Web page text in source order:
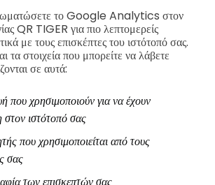
το Google Analytics στον
QR TIGER για πιο λεπτομερείς
με τους επισκέπτες του ιστότοπό σας.
τα στοιχεία που μπορείτε να λάβετε
σε αυτά:
που χρησιμοποιούν για να έχουν
ιστότοπό σας
που χρησιμοποιείται από τους
σας
των επισκεπτών σας